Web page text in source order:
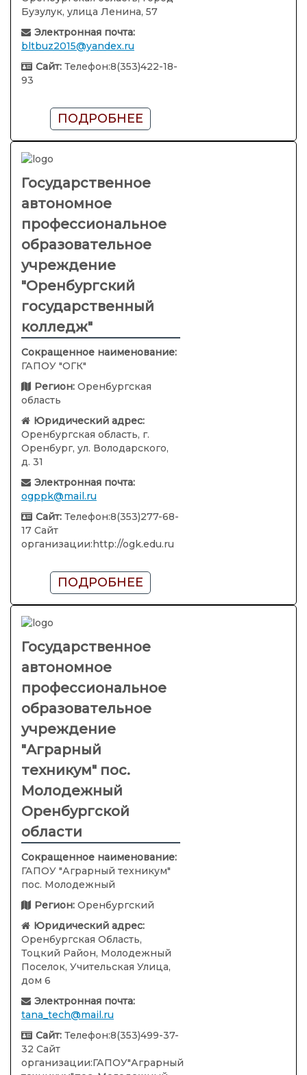
Бузулук, улица Ленина, 57
Электронная почта:
bltbuz2015@yandex.ru
Сайт: Телефон:8(353)422-18-
93
ПОДРОБНЕЕ
Государственное
автономное
профессиональное
образовательное
учреждение
"Оренбургский
государственный
колледж"
Сокращенное наименование:
ГАПОУ "ОГК"
Регион: Оренбургская
область
Юридический адрес:
Оренбургская область, г.
Оренбург, ул. Володарского,
д. 31
Электронная почта:
ogppk@mail.ru
Сайт: Телефон:8(353)277-68-
17 Сайт
организации:http://ogk.edu.ru
ПОДРОБНЕЕ
Государственное
автономное
профессиональное
образовательное
учреждение
"Аграрный
техникум" пос.
Молодежный
Оренбургской
области
Сокращенное наименование:
ГАПОУ "Аграрный техникум"
пос. Молодежный
Регион: Оренбургский
Юридический адрес:
Оренбургская Область,
Тоцкий Район, Молодежный
Поселок, Учительская Улица,
дом 6
Электронная почта:
tana_tech@mail.ru
Сайт: Телефон:8(353)499-37-
32 Сайт
организации:ГАПОУ"Аграрный